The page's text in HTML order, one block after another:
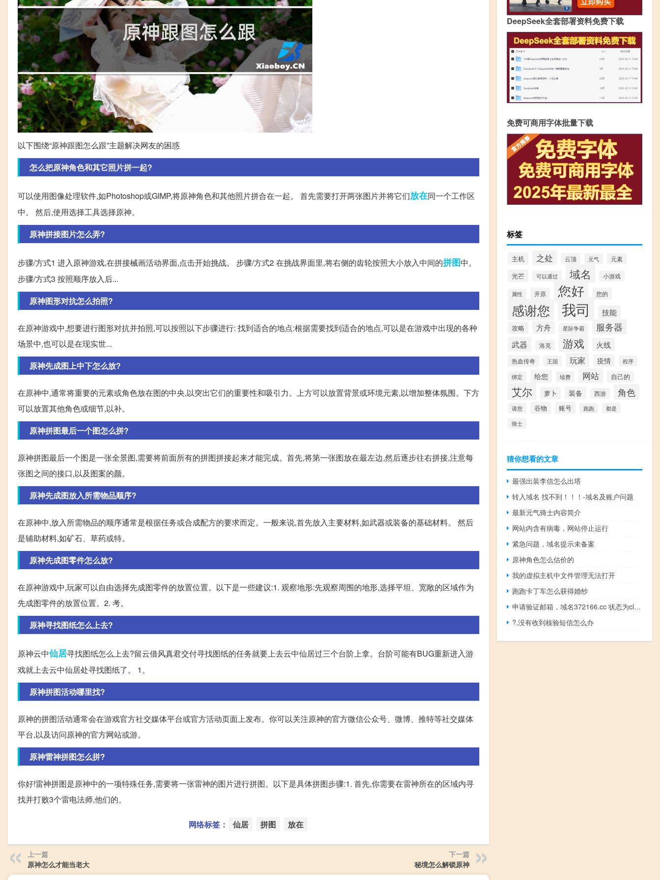
以下围绕“原神跟图怎么跟”主题解决网友的困惑
怎么把原神角色和其它照片拼一起?
可以使用图像处理软件,如Photoshop或GIMP,将原神角色和其他照片拼合在一起。 首先需要打开两张图片并将它们放在同一个工作区
中。 然后,使用选择工具选择原神。
原神拼接图片怎么弄?
步骤/方式1 进入原神游戏,在拼接械画活动界面,点击开始挑战。 步骤/方式2 在挑战界面里,将右侧的齿轮按照大小放入中间的拼图中。
步骤/方式3 按照顺序放入后...
原神图形对抗怎么拍照?
在原神游戏中,想要进行图形对抗并拍照,可以按照以下步骤进行: 找到适合的地点:根据需要找到适合的地点,可以是在游戏中出现的各种
场景中,也可以是在现实世...
原神先成图上中下怎么放?
在原神中,通常将重要的元素或角色放在图的中央,以突出它们的重要性和吸引力。上方可以放置背景或环境元素,以增加整体氛围。下方
可以放置其他角色或细节,以补。
原神拼图最后一个图怎么拼?
原神拼图最后一个图是一张全景图,需要将前面所有的拼图拼接起来才能完成。首先,将第一张图放在最左边,然后逐步往右拼接,注意每
张图之间的接口,以及图案的颜。
原神先成图放入所需物品顺序?
在原神中,放入所需物品的顺序通常是根据任务或合成配方的要求而定。一般来说,首先放入主要材料,如武器或装备的基础材料。 然后
是辅助材料,如矿石、草药或特。
原神先成图零件怎么放?
在原神游戏中,玩家可以自由选择先成图零件的放置位置。以下是一些建议:1. 观察地形:先观察周围的地形,选择平坦、宽敞的区域作为
先成图零件的放置位置。2. 考。
原神寻找图纸怎么上去?
原神云中仙居寻找图纸怎么上去?留云借风真君交付寻找图纸的任务就要上去云中仙居过三个台阶上拿。台阶可能有BUG重新进入游
戏就上去云中仙居处寻找图纸了。 1。
原神拼图活动哪里找?
原神的拼图活动通常会在游戏官方社交媒体平台或官方活动页面上发布。你可以关注原神的官方微信公众号、微博、推特等社交媒体
平台,以及访问原神的官方网站或游。
原神雷神拼图怎么拼?
你好!雷神拼图是原神中的一项特殊任务,需要将一张雷神的图片进行拼图。以下是具体拼图步骤:1. 首先,你需要在雷神所在的区域内寻
找并打败3个雷电法师,他们的。
网络标签： 仙居 拼图 放在
上一篇
原神怎么才能当老大
下一篇
秘境怎么解锁原神
DeepSeek全套部署资料免费下载
免费可商用字体批量下载
标签
主机 之处 云顶 元气 元素
光芒 可以通过 域名 小游戏
属性 开原 您好 您的
感谢您 我司 技能
攻略 方舟 星际争霸 服务器
武器 洛克 游戏 火线
热血传奇 王国 玩家 疫情
程序
绑定
给您 续费 网站 自己的
艾尔 萝卜 装备 西游 角色
请您 谷物 账号 跑跑
都是
骑士
猜你想看的文章
最强出装李信怎么出塔
转入域名 找不到！！！-域名及账户问题
最新元气骑士内容简介
网站内含有病毒，网站停止运行
紧急问题，域名提示未备案
原神角色怎么估价的
我的虚拟主机中文件管理无法打开
跑跑卡丁车怎么获得婚纱
申请验证邮箱，域名372166.cc 状态为clientho
?,没有收到核验短信怎么办